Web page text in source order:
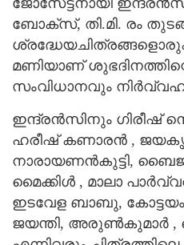
ബോക്സ്, തി.മി. രം
മണിയാണ്
സംവിധാനവും
ഇന്ദ്രൻസിനും ഗിരീഷ്
ഹരീഷ് കണാരൻ ,
നാരായണൻകുട്ടി,
മൈക്കിൾ , മാലാ
ഇടവേള ബാബു, കോട്ടയം
ജയന്തി, അരുൺകുമാർ